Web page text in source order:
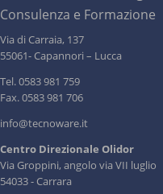
Consulenza e Formazione
Via di Carraia, 137
55061- Capannori – Lucca
Tel. 0583 981 759
Fax. 0583 981 706
info@tecnoware.it
Centro Direzionale Olidor
Via Groppini, angolo via VII luglio
54033 - Carrara